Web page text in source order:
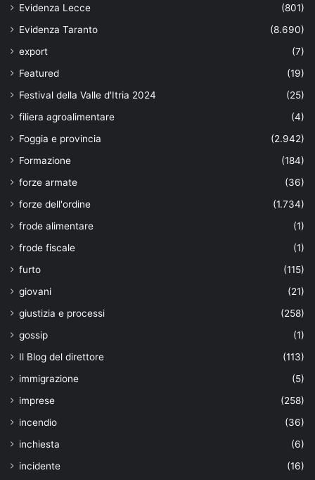
Evidenza Lecce
(801)
Evidenza Taranto
(8.690)
export
(7)
Featured
(19)
Festival della Valle d'Itria 2024
(25)
filiera agroalimentare
(4)
Foggia e provincia
(2.942)
Formazione
(184)
forze armate
(36)
forze dell'ordine
(1.734)
frode alimentare
(1)
frode fiscale
(1)
furto
(115)
giovani
(21)
giustizia e processi
(258)
gossip
(1)
Il Blog del direttore
(113)
immigrazione
(5)
imprese
(258)
incendio
(36)
inchiesta
(6)
incidente
(16)